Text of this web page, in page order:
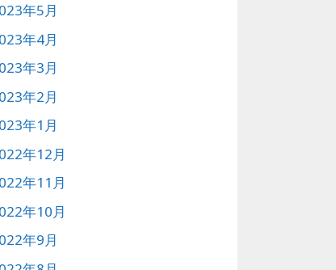
年5月
年4月
年3月
年2月
年1月
年12月
年11月
年10月
年9月